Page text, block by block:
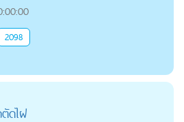
2098
ดไฝ